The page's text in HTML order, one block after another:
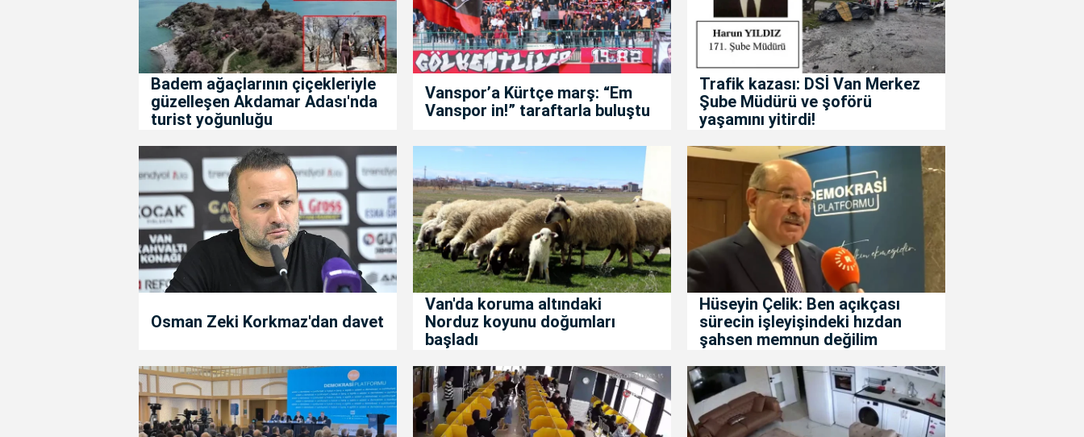
Badem ağaçlarının çiçekleriyle
güzelleşen Akdamar Adası'nda
turist yoğunluğu
Vanspor’a Kürtçe marş: “Em
Vanspor in!” taraftarla buluştu
Trafik kazası: DSİ Van Merkez
Şube Müdürü ve şoförü
yaşamını yitirdi!
Osman Zeki Korkmaz'dan davet
Van'da koruma altındaki
Norduz koyunu doğumları
başladı
Hüseyin Çelik: Ben açıkçası
sürecin işleyişindeki hızdan
şahsen memnun değilim